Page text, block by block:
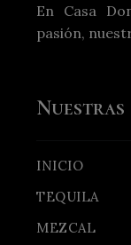
En Casa
pasión,
Nuestras
INICIO
TEQUILA
MEZCAL